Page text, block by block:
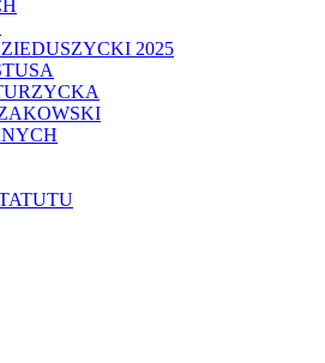
2025